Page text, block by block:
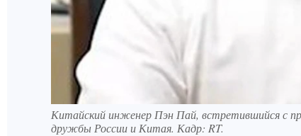
Китайский инженер Пэн Пай, встретившийся с
дружбы России и Китая. Кадр: RT.